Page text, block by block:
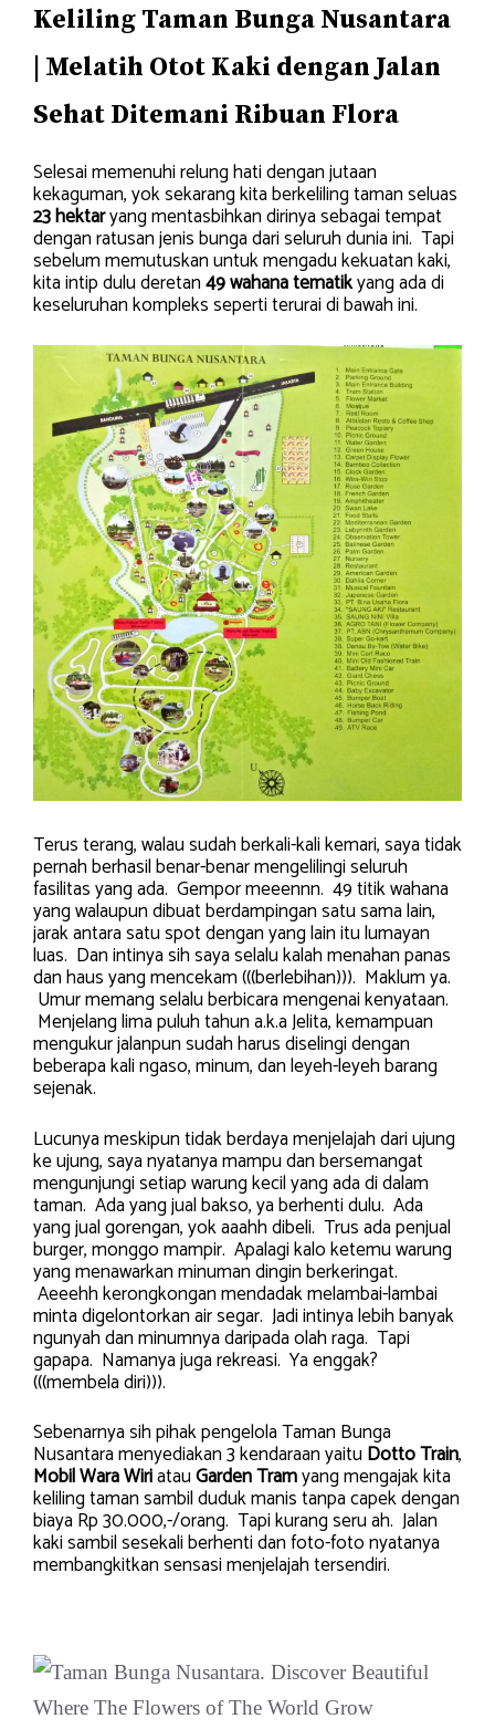
Keliling Taman Bunga Nusantara
| Melatih Otot Kaki dengan Jalan
Sehat Ditemani Ribuan Flora
Selesai memenuhi relung hati dengan jutaan
kekaguman, yok sekarang kita berkeliling taman seluas
23 hektaryang mentasbihkan dirinya sebagai tempat
dengan ratusan jenis bunga dari seluruh dunia ini. Tapi
sebelum memutuskan untuk mengadu kekuatan kaki,
kita intip dulu deretan49 wahana tematikyang ada di
keseluruhan kompleks seperti terurai di bawah ini.
Terus terang, walau sudah berkali-kali kemari, saya tidak
pernah berhasil benar-benar mengelilingi seluruh
fasilitas yang ada. Gempor meeennn. 49 titik wahana
yang walaupun dibuat berdampingan satu sama lain,
jarak antara satu spot dengan yang lain itu lumayan
luas. Dan intinya sih saya selalu kalah menahan panas
dan haus yang mencekam (((berlebihan))). Maklum ya.
Umur memang selalu berbicara mengenai kenyataan.
Menjelang lima puluh tahun a.k.a Jelita, kemampuan
mengukur jalanpun sudah harus diselingi dengan
beberapa kali ngaso, minum, dan leyeh-leyeh barang
sejenak.
Lucunya meskipun tidak berdaya menjelajah dari ujung
ke ujung, saya nyatanya mampu dan bersemangat
mengunjungi setiap warung kecil yang ada di dalam
taman. Ada yang jual bakso, ya berhenti dulu. Ada
yang jual gorengan, yok aaahh dibeli. Trus ada penjual
burger, monggo mampir. Apalagi kalo ketemu warung
yang menawarkan minuman dingin berkeringat.
Aeeehh kerongkongan mendadak melambai-lambai
minta digelontorkan air segar. Jadi intinya lebih banyak
ngunyah dan minumnya daripada olah raga. Tapi
gapapa. Namanya juga rekreasi. Ya enggak?
(((membela diri))).
Sebenarnya sih pihak pengelola Taman Bunga
Nusantara menyediakan 3 kendaraan yaitu Dotto Train,
Mobil Wara WiriatauGarden Tramyang mengajak kita
keliling taman sambil duduk manis tanpa capek dengan
biaya Rp 30.000,-/orang. Tapi kurang seru ah. Jalan
kaki sambil sesekali berhenti dan foto-foto nyatanya
membangkitkan sensasi menjelajah tersendiri.